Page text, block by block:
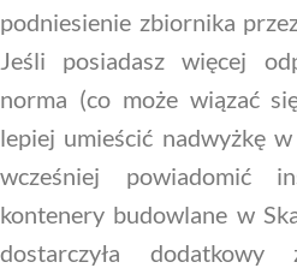
podniesienie zbiornika
Jeśli posiadasz więcej
norma (co może wiązać
lepiej umieścić nadwyżkę
wcześniej powiadomić
kontenery budowlane w
dostarczyła dodatkowy